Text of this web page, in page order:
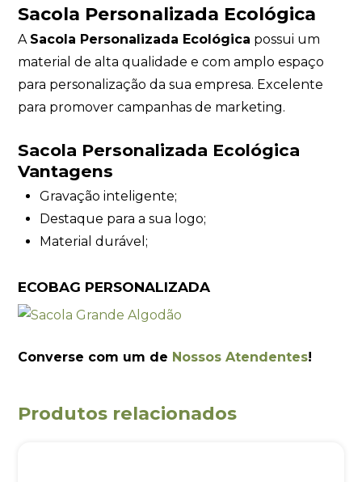
Sacola Personalizada Ecológica
A Sacola Personalizada Ecológica possui um
material de alta qualidade e com amplo espaço
para personalização da sua empresa. Excelente
para promover campanhas de marketing.
Sacola Personalizada Ecológica
Vantagens
Gravação inteligente;
Destaque para a sua logo;
Material durável;
ECOBAG PERSONALIZADA
Converse com um de Nossos Atendentes!
Produtos relacionados